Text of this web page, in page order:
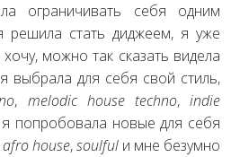
ограничивать себя одним
решила стать диджеем, я уже
можно так сказать видела
выбрала для себя свой стиль,
, melodic house techno,indie
попробовала новые для себя
afro house,soulfulи мне безумно